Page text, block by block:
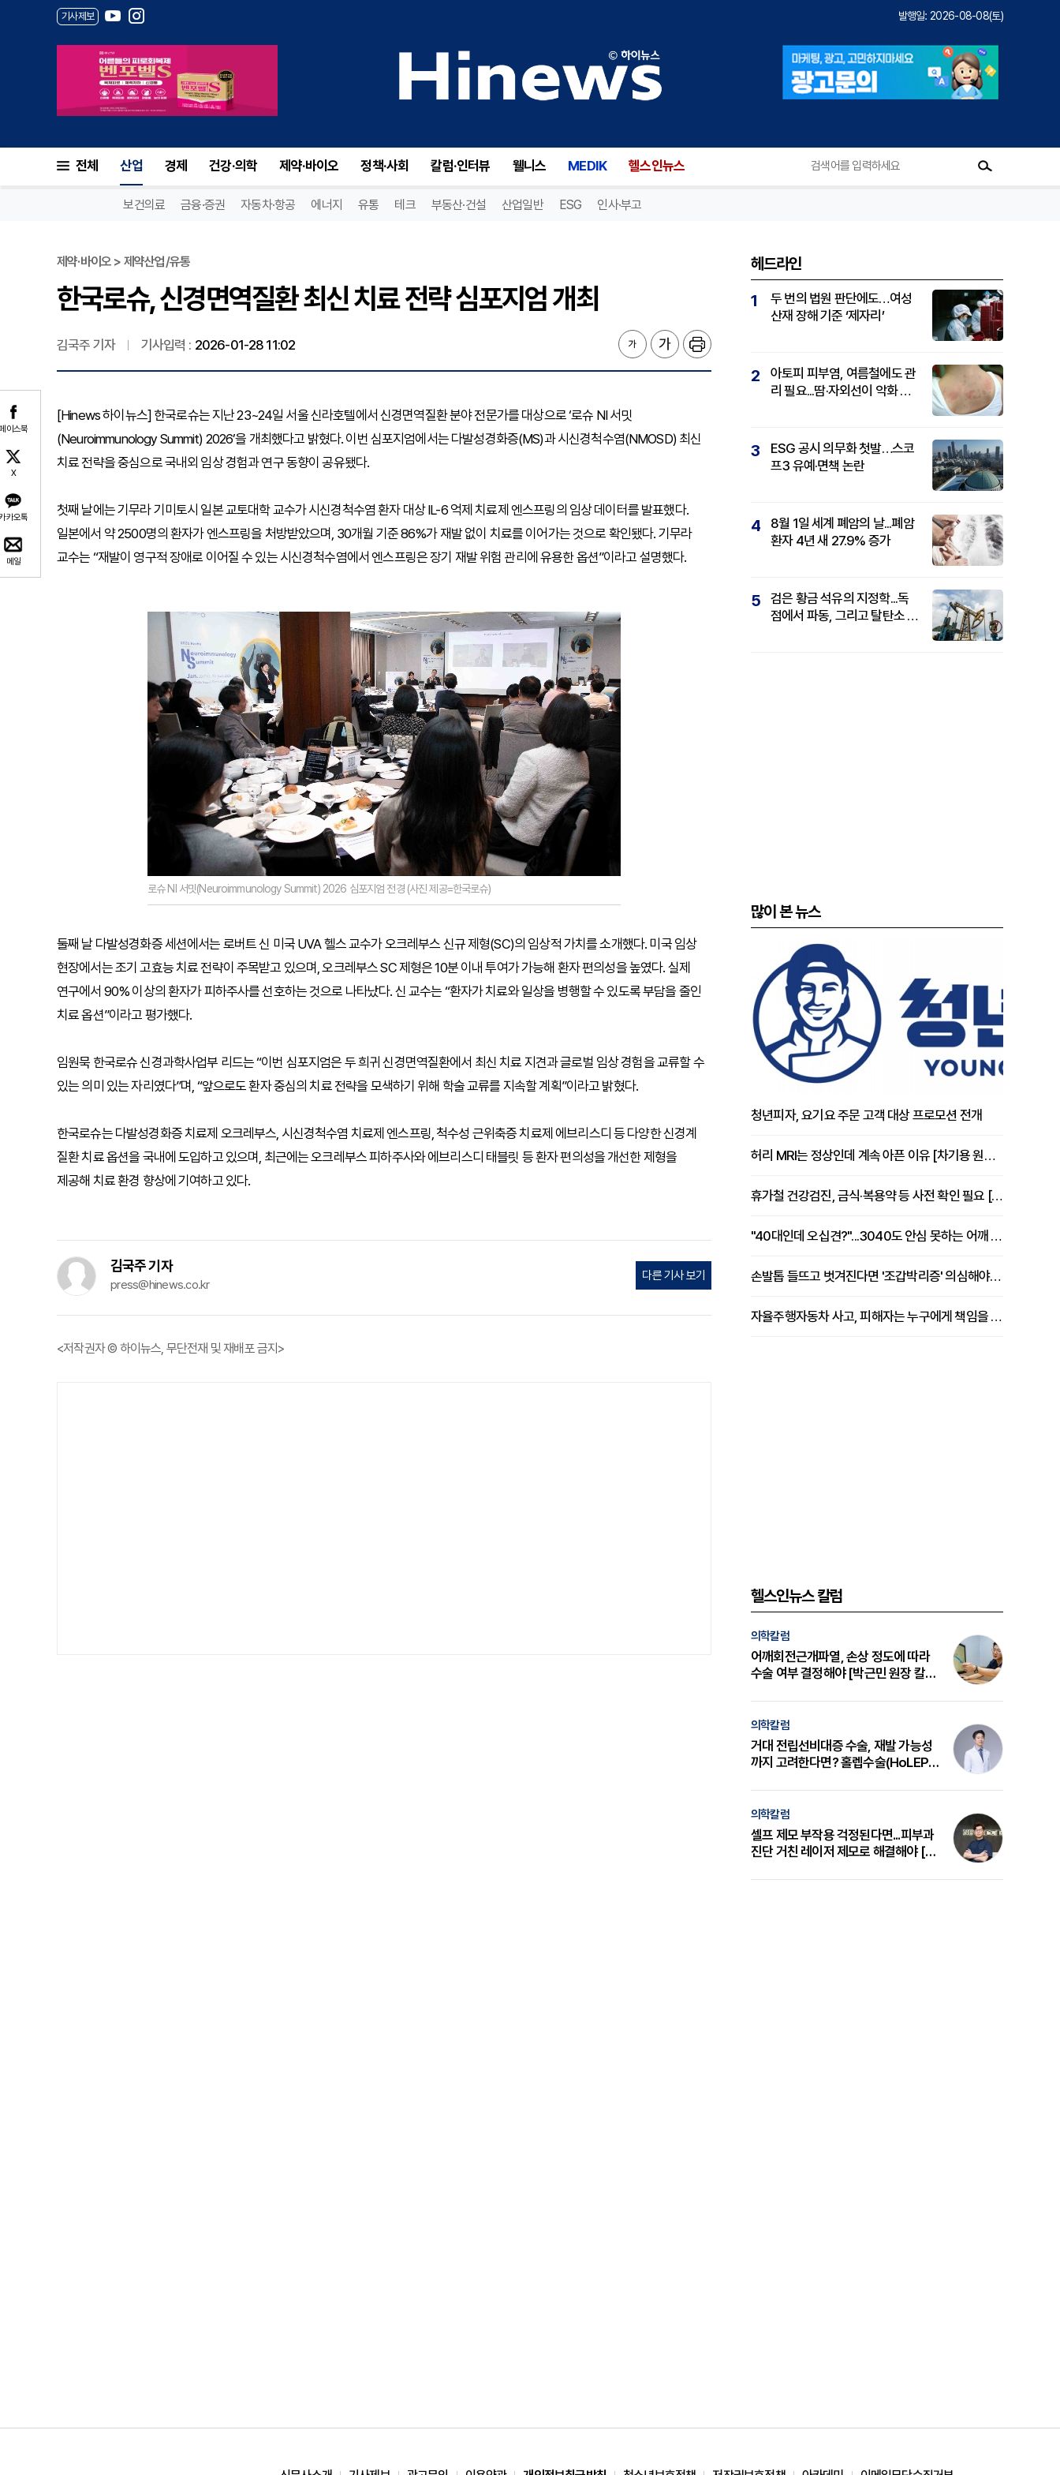
기사제보 발행일: 2026-08-08(토)
전체 산업 경제 건강·의학 제약·바이오 정책·사회 칼럼·인터뷰 웰니스 MEDIK 헬스인뉴스
보건의료 금융·증권 자동차·항공 에너지 유통 테크 부동산·건설 산업일반 ESG 인사·부고
이스북
X
카오톡
메일
제약·바이오 > 제약산업/유통
한국로슈, 신경면역질환 최신 치료 전략 심포지엄 개최
김국주 기자 기사입력 : 2026-01-28 11:02
[Hinews 하이뉴스] 한국로슈는 지난 23~24일 서울 신라호텔에서 신경면역질환 분야 전문가를 대상으로 ‘로슈 NI 서밋
(Neuroimmunology Summit) 2026’을 개최했다고 밝혔다. 이번 심포지엄에서는 다발성경화증(MS)과 시신경척수염(NMOSD) 최신
치료 전략을 중심으로 국내외 임상 경험과 연구 동향이 공유됐다.
첫째 날에는 기무라 기미토시 일본 교토대학 교수가 시신경척수염 환자 대상 IL-6 억제 치료제 엔스프링의 임상 데이터를 발표했다.
일본에서 약 2500명의 환자가 엔스프링을 처방받았으며, 30개월 기준 86%가 재발 없이 치료를 이어가는 것으로 확인됐다. 기무라
교수는 “재발이 영구적 장애로 이어질 수 있는 시신경척수염에서 엔스프링은 장기 재발 위험 관리에 유용한 옵션”이라고 설명했다.
로슈 NI 서밋(Neuroimmunology Summit) 2026 심포지엄 전경 (사진 제공=한국로슈)
둘째 날 다발성경화증 세션에서는 로버트 신 미국 UVA 헬스 교수가 오크레부스 신규 제형(SC)의 임상적 가치를 소개했다. 미국 임상
현장에서는 조기 고효능 치료 전략이 주목받고 있으며, 오크레부스 SC 제형은 10분 이내 투여가 가능해 환자 편의성을 높였다. 실제
연구에서 90% 이상의 환자가 피하주사를 선호하는 것으로 나타났다. 신 교수는 “환자가 치료와 일상을 병행할 수 있도록 부담을 줄인
치료 옵션”이라고 평가했다.
임원묵 한국로슈 신경과학사업부 리드는 “이번 심포지엄은 두 희귀 신경면역질환에서 최신 치료 지견과 글로벌 임상 경험을 교류할 수
있는 의미 있는 자리였다”며, “앞으로도 환자 중심의 치료 전략을 모색하기 위해 학술 교류를 지속할 계획”이라고 밝혔다.
한국로슈는 다발성경화증 치료제 오크레부스, 시신경척수염 치료제 엔스프링, 척수성 근위축증 치료제 에브리스디 등 다양한 신경계
질환 치료 옵션을 국내에 도입하고 있으며, 최근에는 오크레부스 피하주사와 에브리스디 태블릿 등 환자 편의성을 개선한 제형을
제공해 치료 환경 향상에 기여하고 있다.
김국주 기자
press@hinews.co.kr
다른 기사 보기
<저작권자 © 하이뉴스, 무단전재 및 재배포 금지>
헤드라인
1
두 번의 법원 판단에도…여성
산재 장해 기준 ‘제자리’
2
아토피 피부염, 여름철에도 관
리 필요...땀·자외선이 악화 요
3
ESG 공시 의무화 첫발…스코
프3 유예·면책 논란
4
8월 1일 세계 폐암의 날...폐암
환자 4년 새 27.9% 증가
5
검은 황금 석유의 지정학...독
점에서 파동, 그리고 탈탄소 패
많이 본 뉴스
청년피자, 요기요 주문 고객 대상 프로모션 전개
허리 MRI는 정상인데 계속 아픈 이유 [차기용 원장 칼럼]
휴가철 건강검진, 금식·복용약 등 사전 확인 필요 [정도감 원장 칼럼]
"40대인데 오십견?"...3040도 안심 못하는 어깨 유착성 관절낭염
손발톱 들뜨고 벗겨진다면 '조갑박리증' 의심해야 [김철윤 원장 칼럼]
자율주행자동차 사고, 피해자는 누구에게 책임을 물을 수 있을까
헬스인뉴스 칼럼
의학칼럼
어깨회전근개파열, 손상 정도에 따라
수술 여부 결정해야 [박근민 원장 칼
의학칼럼
거대 전립선비대증 수술, 재발 가능성
까지 고려한다면? 홀렙수술(HoLEP)
의학칼럼
셀프 제모 부작용 걱정된다면...피부과
진단 거친 레이저 제모로 해결해야 [변